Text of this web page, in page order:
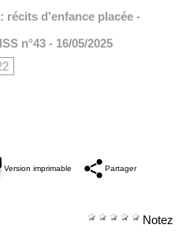
récits d'enfance placée -
n°43 - 16/05/2025
Version imprimable Partager
Notez